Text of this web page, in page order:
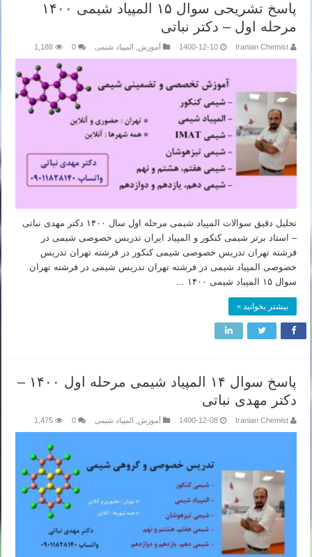
پاسخ تشریحی سوال ۱۵ المپیاد شیمی ۱۴۰۰
مرحله اول – دکتر نباتی
Iranian Chemist
1400-12-10 آموزش المپیاد شیمی 0
1,188
تحلیل دقیق سوالات المپیاد شیمی مرحله اول سال ۱۴۰۰ دکتر مهدی نباتی
– استاد برتر شیمی کنکور و المپیاد ایران تدریس خصوصی شیمی در
فرشته تهران تدریس خصوصی شیمی کنکور در فرشته تهران تدریس
خصوصی المپیاد شیمی در فرشته تهران تدریس شیمی در فرشته تهران
سوال ۱۵ المپیاد شیمی ۱۴۰۰ …
بیشتر بخوانید »
پاسخ سوال ۱۴ المپیاد شیمی مرحله اول ۱۴۰۰ –
دکتر مهدی نباتی
Iranian Chemist
1400-12-08 آموزش المپیاد شیمی 0
1,475